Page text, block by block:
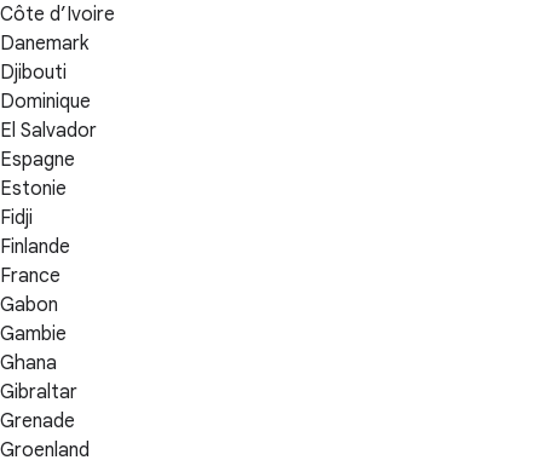
Côte d’Ivoire
Danemark
Djibouti
Dominique
El Salvador
Espagne
Estonie
Fidji
Finlande
France
Gabon
Gambie
Ghana
Gibraltar
Grenade
Groenland